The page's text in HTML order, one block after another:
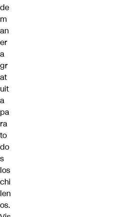
de
m
an
er
a
gr
at
uit
a
pa
ra
to
do
s
los
chi
len
os.